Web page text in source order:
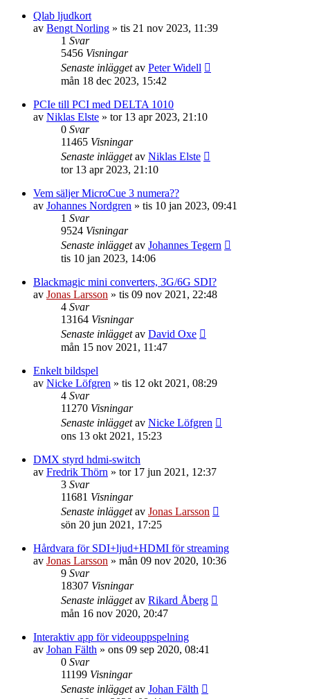
Qlab ljudkort
av Bengt Norling » tis 21 nov 2023, 11:39
1 Svar
5456 Visningar
Senaste inläggetav Peter Widell
mån 18 dec 2023, 15:42
PCIe till PCI med DELTA 1010
av Niklas Elste » tor 13 apr 2023, 21:10
0 Svar
11465 Visningar
Senaste inläggetav Niklas Elste
tor 13 apr 2023, 21:10
Vem säljer MicroCue 3 numera??
av Johannes Nordgren » tis 10 jan 2023, 09:41
1 Svar
9524 Visningar
Senaste inläggetav Johannes Tegern
tis 10 jan 2023, 14:06
Blackmagic mini converters, 3G/6G SDI?
av Jonas Larsson » tis 09 nov 2021, 22:48
4 Svar
13164 Visningar
Senaste inläggetav David Oxe
mån 15 nov 2021, 11:47
Enkelt bildspel
av Nicke Löfgren » tis 12 okt 2021, 08:29
4 Svar
11270 Visningar
Senaste inläggetav Nicke Löfgren
ons 13 okt 2021, 15:23
DMX styrd hdmi-switch
av Fredrik Thörn » tor 17 jun 2021, 12:37
3 Svar
11681 Visningar
Senaste inläggetav Jonas Larsson
sön 20 jun 2021, 17:25
Hårdvara för SDI+ljud+HDMI för streaming
av Jonas Larsson » mån 09 nov 2020, 10:36
9 Svar
18307 Visningar
Senaste inläggetav Rikard Åberg
mån 16 nov 2020, 20:47
Interaktiv app för videouppspelning
av Johan Fälth » ons 09 sep 2020, 08:41
0 Svar
11199 Visningar
Senaste inläggetav Johan Fälth